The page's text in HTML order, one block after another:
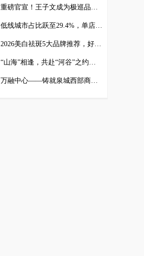
重磅官宣！王子文成为极巡品牌时尚大使，全国首店即将在济南开业
低线城市占比跃至29.4%，单店日均提升：袁记云饺的下沉密码
2026美白祛斑5大品牌推荐，好用的美白淡斑产品怎么选？
“山海”相逢，共赴“河谷”之约——“天山河谷·花开伊犁”2026春夏季文旅推介会走进青岛
万融中心——铸就泉城西部商务新地标